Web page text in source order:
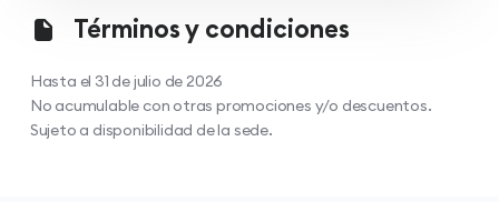
Términos y condiciones
Hasta el 31 de julio de 2026
No acumulable con otras promociones y/o descuentos.
Sujeto a disponibilidad de la sede.